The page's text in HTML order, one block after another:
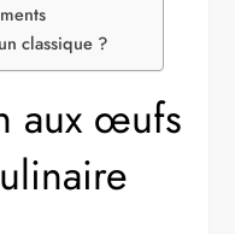
classique ?
aux œufs